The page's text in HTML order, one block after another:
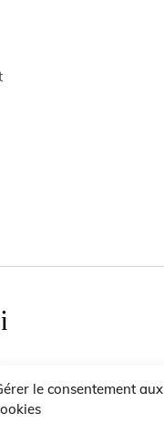
le consentement aux